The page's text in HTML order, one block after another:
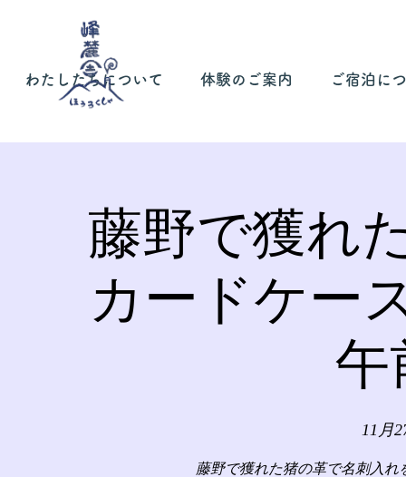
わたしたちについて 体験のご案内 ご宿泊に
藤野で獲れ
カードケー
午
11月
藤野で獲れた猪の革で名刺入